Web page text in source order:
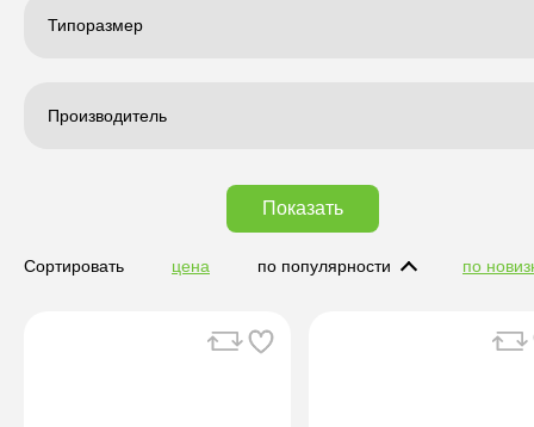
Типоразмер
Производитель
Показать
Сортировать цена по популярности по